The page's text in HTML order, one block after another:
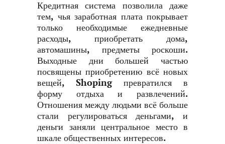
Кредитная система позволила даже
тем, чья заработная плата покрывает
только необходимые ежедневные
расходы, приобретать дома,
автомашины, предметы роскоши.
Выходные дни большей частью
посвящены приобретению всё новых
вещей, Shoping превратился в
форму отдыха и развлечений.
Отношения между людьми всё больше
стали регулироваться деньгами, и
деньги заняли центральное место в
шкале общественных интересов.